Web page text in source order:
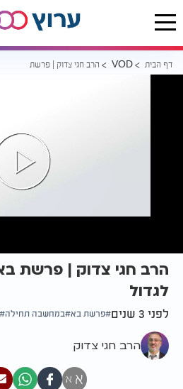
דף הבית VOD הרב חגי צדוק | פרשת בא |
הרב חגי צדוק | פרשת
לגדול
לפני 3 שנים פרשת בא במחשבה תחילה
הרב חגי צדוק
א א